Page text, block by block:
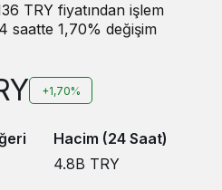
TRY fiyatından işlem
saatte 1,70% değişim
+1,70%
Hacim (24 Saat)
4.8B TRY